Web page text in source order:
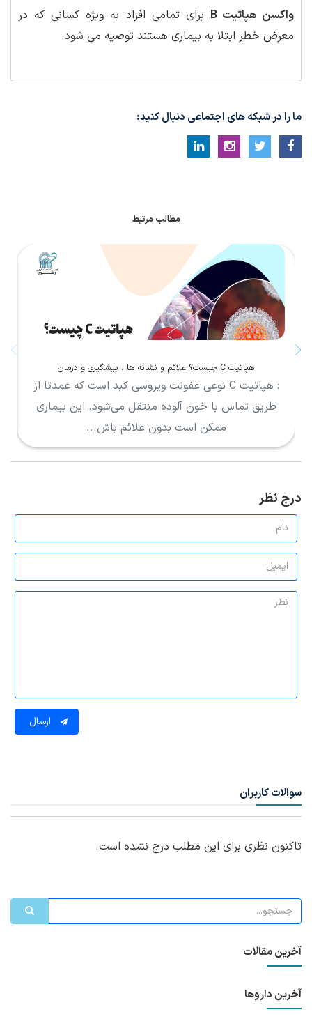
واکسن هپاتیت B
برای تمامی افراد به ویژه کسانی که در
معرض خطر ابتلا به بیماری هستند توصیه می شود.
ما را در شبکه های اجتماعی دنبال کنید:
مطالب مرتبط
هپاتیت C چیست؟ علائم و نشانه ها ، پیشگیری و درمان
: هپاتیت C نوعی عفونت ویروسی کبد است که عمدتا از
طریق تماس با خون آلوده منتقل می‌شود. این بیماری
ممکن است بدون علائم باش...
درج نظر
ارسال
سوالات کاربران
تاکنون نظری برای این مطلب درج نشده است.
آخرین مقالات
آخرین داروها